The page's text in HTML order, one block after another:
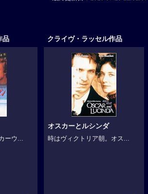
品
ーウ...
クライヴ・ラッセル作品
オスカーとルシンダ
時はヴィクトリア朝。オス...